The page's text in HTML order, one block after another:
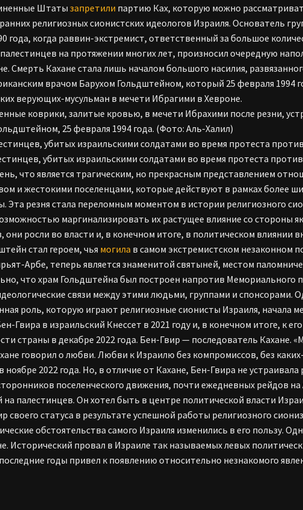
Штатызапретили партию Ках, которую можно
религиозных сионистских идеологов Израиля. Основатель
года, когда раввин-экстремист, ответственный за большое
на протяжении многих лет, произносил очередную
Смерть Кахане стала лишь началом большого насилия,
врачом Барухом Гольдштейном, который 25 февраля 1994
верующих-мусульман в мечети Ибрагими в Хевроне.
убитых израильскими солдатами во время протеста
убитых израильскими солдатами во время протеста
что является трагическим, но прекрасным представлением
и жестокими поселенцами, которые действуют в рамках более
Эта резня стала переломным моментом в истории религиозного
маргинализировать их растущее влияние со стороны
они росли во власти и, в конечном итоге, в политическом влиянии
стал героем, чья могила в самом экстремистском незаконном
Арбе, теперь является знаменитой святыней, местом
что храм Гольдштейна был построен напротив Мемориального
связи между этими людьми, группами и спонсорами.
роль, которую играют религиозные сионисты Израиля, начала
Гвира в израильский Кнессет в 2021 году и, в конечном итоге, к
страны в декабре 2022 года. Бен-Гвир — последователь Кахане.
говорил о любви. Любви к Израилю без компромиссов, без
ноябре 2022 года. Но, в отличие от Кахане, Бен-Гвира не
поселенческого движения, почти ежедневных рейдов
на палестинцев. Он хотел быть в центре политической власти
своего статуса в результате успешной работы религиозного
обстоятельства самого Израиля изменились в его пользу.
Исторический провал в Израиле так называемых левых
годы привел к появлению относительно незнакомого